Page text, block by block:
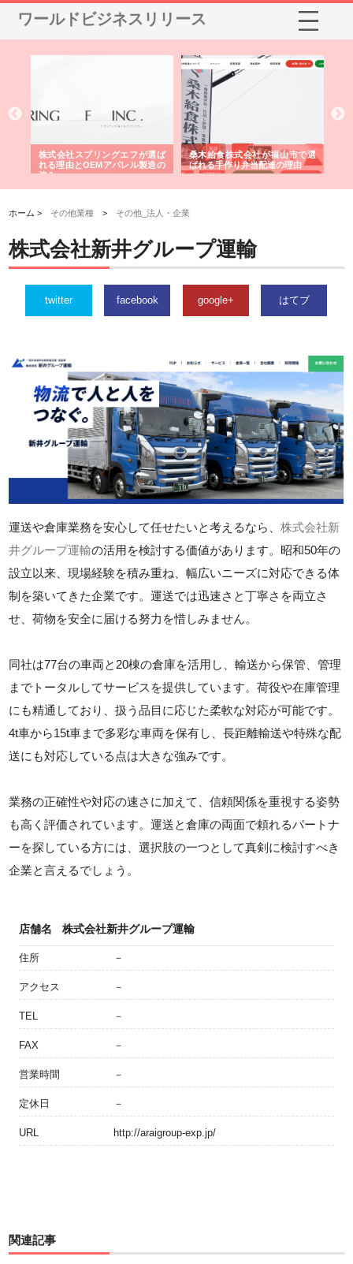
ワールドビジネスリリース
株式会社スプリングエフが選ば
れる理由とOEMアパレル製造の
強み
桑木給食株式会社が福山市で選
ばれる手作り弁当配達の理由
ホーム > その他業種 > その他_法人・企業
株式会社新井グループ運輸
twitter facebook google+ はてブ
運送や倉庫業務を安心して任せたいと考えるなら、株式会社新
井グループ運輸の活用を検討する価値があります。昭和50年の
設立以来、現場経験を積み重ね、幅広いニーズに対応できる体
制を築いてきた企業です。運送では迅速さと丁寧さを両立さ
せ、荷物を安全に届ける努力を惜しみません。
同社は77台の車両と20棟の倉庫を活用し、輸送から保管、管理
までトータルしてサービスを提供しています。荷役や在庫管理
にも精通しており、扱う品目に応じた柔軟な対応が可能です。
4t車から15t車まで多彩な車両を保有し、長距離輸送や特殊な配
送にも対応している点は大きな強みです。
業務の正確性や対応の速さに加えて、信頼関係を重視する姿勢
も高く評価されています。運送と倉庫の両面で頼れるパートナ
ーを探している方には、選択肢の一つとして真剣に検討すべき
企業と言えるでしょう。
店舗名 株式会社新井グループ運輸
住所 －
アクセス －
TEL －
FAX －
営業時間 －
定休日 －
URL http://araigroup-exp.jp/
関連記事